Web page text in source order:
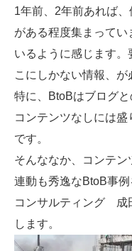
1年前、2年前あれば、
がある程度集まって
いるように感じます。
こにしかない情報、が
特に、BtoBはブログ
コンテンツなしには
です。
そんななか、コンテ
連動も秀逸なBtoB事例
コンサルティング 成
します。